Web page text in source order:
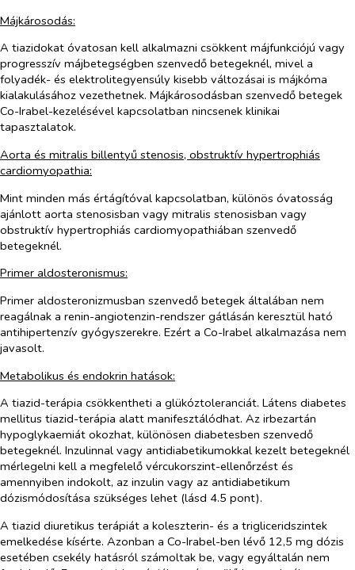
Májkárosodás:
A tiazidokat óvatosan kell alkalmazni csökkent májfunkciójú vagy
progresszív májbetegségben szenvedő betegeknél, mivel a
folyadék- és elektrolitegyensúly kisebb változásai is májkóma
kialakulásához vezethetnek. Májkárosodásban szenvedő betegek
Co-Irabel-kezelésével kapcsolatban nincsenek klinikai
tapasztalatok.
Aorta és mitralis billentyű stenosis, obstruktív hypertrophiás
cardiomyopathia:
Mint minden más értágítóval kapcsolatban, különös óvatosság
ajánlott aorta stenosisban vagy mitralis stenosisban vagy
obstruktív hypertrophiás cardiomyopathiában szenvedő
betegeknél.
Primer aldosteronismus:
Primer aldosteronizmusban szenvedő betegek általában nem
reagálnak a renin-angiotenzin-rendszer gátlásán keresztül ható
antihipertenzív gyógyszerekre. Ezért a Co-Irabel alkalmazása nem
javasolt.
Metabolikus és endokrin hatások:
A tiazid-terápia csökkentheti a glükóztoleranciát. Látens diabetes
mellitus tiazid-terápia alatt manifesztálódhat. Az irbezartán
hypoglykaemiát okozhat, különösen diabetesben szenvedő
betegeknél. Inzulinnal vagy antidiabetikumokkal kezelt betegeknél
mérlegelni kell a megfelelő vércukorszint-ellenőrzést és
amennyiben indokolt, az inzulin vagy az antidiabetikum
dózismódosítása szükséges lehet (lásd 4.5 pont).
A tiazid diuretikus terápiát a koleszterin- és a trigliceridszintek
emelkedése kísérte. Azonban a Co-Irabel-ben lévő 12,5 mg dózis
esetében csekély hatásról számoltak be, vagy egyáltalán nem